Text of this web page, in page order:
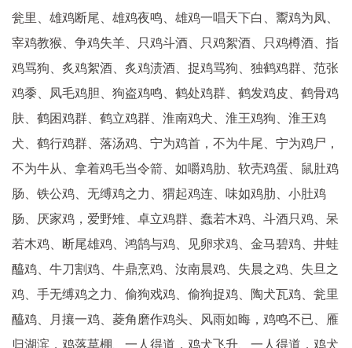
瓮里、雄鸡断尾、雄鸡夜鸣、雄鸡一唱天下白、鬻鸡为凤、
宰鸡教猴、争鸡失羊、只鸡斗酒、只鸡絮酒、只鸡樽酒、指
鸡骂狗、炙鸡絮酒、炙鸡渍酒、捉鸡骂狗、独鹤鸡群、范张
鸡黍、凤毛鸡胆、狗盗鸡鸣、鹤处鸡群、鹤发鸡皮、鹤骨鸡
肤、鹤困鸡群、鹤立鸡群、淮南鸡犬、淮王鸡狗、淮王鸡
犬、鹤行鸡群、落汤鸡、宁为鸡首，不为牛尾、宁为鸡尸，
不为牛从、拿着鸡毛当令箭、如嚼鸡肋、软壳鸡蛋、鼠肚鸡
肠、铁公鸡、无缚鸡之力、猬起鸡连、味如鸡肋、小肚鸡
肠、厌家鸡，爱野雉、卓立鸡群、蠢若木鸡、斗酒只鸡、呆
若木鸡、断尾雄鸡、鸿鹄与鸡、见卵求鸡、金马碧鸡、井蛙
醯鸡、牛刀割鸡、牛鼎烹鸡、汝南晨鸡、失晨之鸡、失旦之
鸡、手无缚鸡之力、偷狗戏鸡、偷狗捉鸡、陶犬瓦鸡、瓮里
醯鸡、月攘一鸡、菱角磨作鸡头、风雨如晦，鸡鸣不已、雁
归湖滨，鸡落草棚、一人得道，鸡犬飞升、一人得道，鸡犬